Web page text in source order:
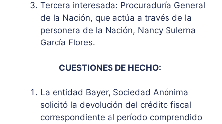
Tercera interesada: Procuraduría General
de la Nación, que actúa a través de la
personera de la Nación, Nancy Sulerna
García Flores.
CUESTIONES DE HECHO:
La entidad Bayer, Sociedad Anónima
solicitó la devolución del crédito fiscal
correspondiente al período comprendido